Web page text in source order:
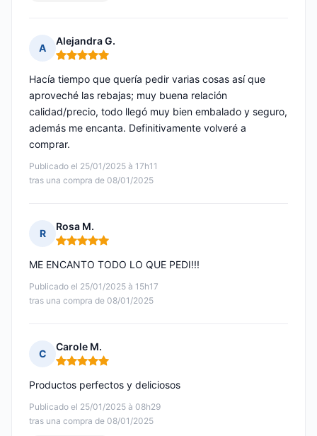
A
Alejandra G.
Nota: 5 de 5
Publicado el 25/01/2025 à 17h11
tras una compra de 08/01/2025
Hacía tiempo que quería pedir varias cosas así que
aproveché las rebajas; muy buena relación
calidad/precio, todo llegó muy bien embalado y seguro,
además me encanta. Definitivamente volveré a
comprar.
R
Rosa M.
Nota: 5 de 5
Publicado el 25/01/2025 à 15h17
tras una compra de 08/01/2025
ME ENCANTO TODO LO QUE PEDI!!!
C
Carole M.
Nota: 5 de 5
Publicado el 25/01/2025 à 08h29
tras una compra de 08/01/2025
Productos perfectos y deliciosos